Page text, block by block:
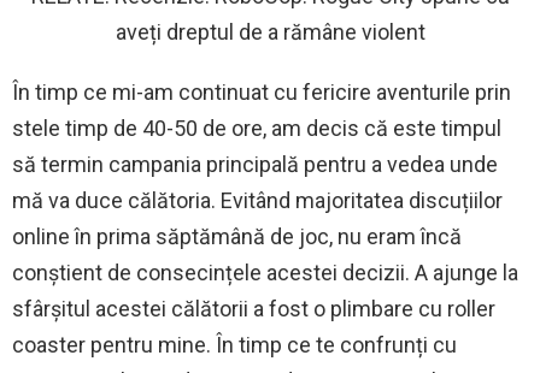
aveți dreptul de a rămâne violent
În timp ce mi-am continuat cu fericire aventurile prin
stele timp de 40-50 de ore, am decis că este timpul
să termin campania principală pentru a vedea unde
mă va duce călătoria. Evitând majoritatea discuțiilor
online în prima săptămână de joc, nu eram încă
conștient de consecințele acestei decizii. A ajunge la
sfârșitul acestei călătorii a fost o plimbare cu roller
coaster pentru mine. În timp ce te confrunți cu